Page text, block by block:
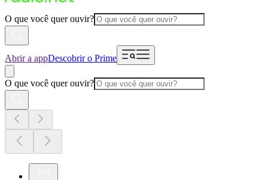
O que você quer ouvir?
Abrir a appDescobrir o Prime
O que você quer ouvir?